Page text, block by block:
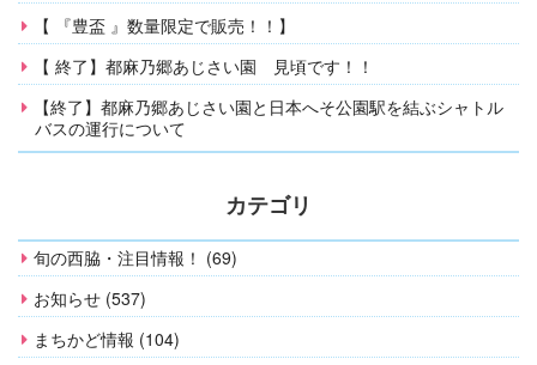
【 『豊盃 』数量限定で販売！！】
【 終了】都麻乃郷あじさい園 見頃です！！
【終了】都麻乃郷あじさい園と日本へそ公園駅を結ぶシャトル
バスの運行について
カテゴリ
旬の西脇・注目情報！ (69)
お知らせ (537)
まちかど情報 (104)